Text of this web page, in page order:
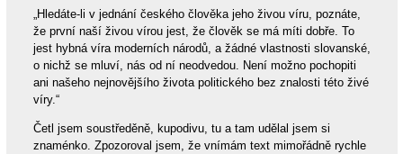
„Hledáte-li v jednání českého člověka jeho živou víru, poznáte,
že první naší živou vírou jest, že člověk se má míti dobře. To
jest hybná víra moderních národů, a žádné vlastnosti slovanské,
o nichž se mluví, nás od ní neodvedou. Není možno pochopiti
ani našeho nejnovějšího života politického bez znalosti této živé
víry.“
Četl jsem soustředěně, kupodivu, tu a tam udělal jsem si
znaménko. Zpozoroval jsem, že vnímám text mimořádně rychle